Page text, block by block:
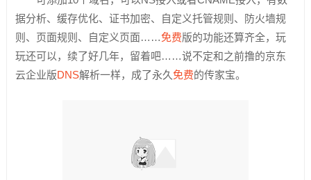
据分析、缓存优化、证书加密、自定义托管规则、防火墙规
则、页面规则、自定义页面……免费版的功能还算齐全，玩
玩还可以，续了好几年，留着吧……说不定和之前撸的京东
云企业版DNS解析一样，成了永久 免费的传家宝。